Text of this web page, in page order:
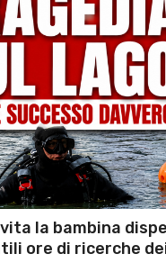
la bambina
ore di ricerche